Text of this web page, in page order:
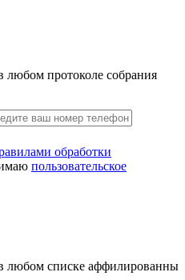
любом протоколе собрания
обработки
пользовательское
любом списке аффилированны